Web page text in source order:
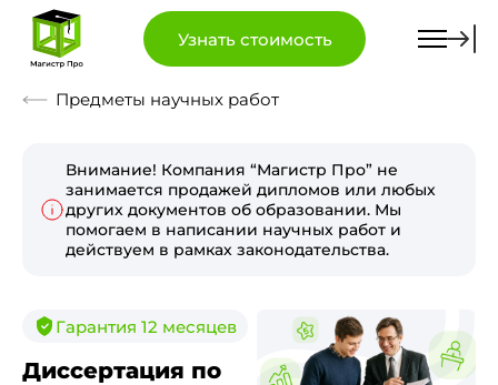
Узнать стоимость
Предметы научных работ
Внимание! Компания “Магистр Про” не
занимается продажей дипломов или любых
других документов об образовании. Мы
помогаем в написании научных работ и
действуем в рамках законодательства.
Гарантия 12 месяцев
Диссертация по